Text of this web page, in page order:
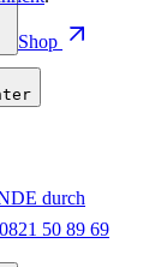
Shop
0821 50 89 69